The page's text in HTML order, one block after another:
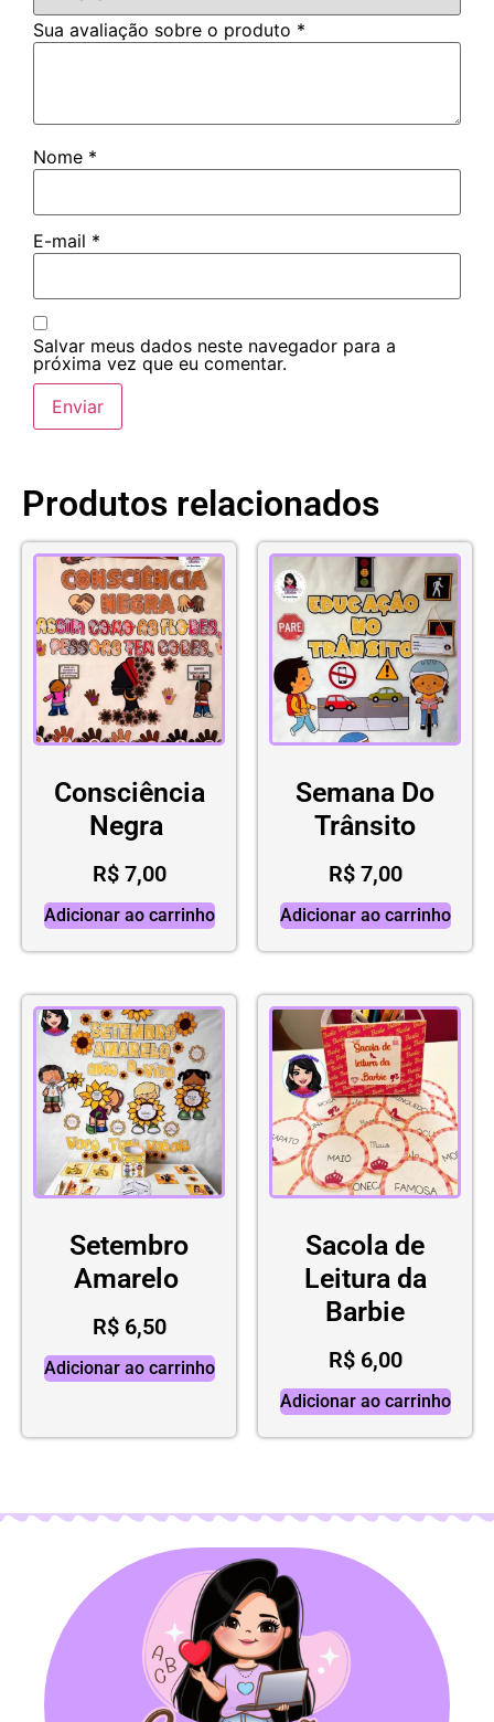
Sua avaliação sobre o produto *
Nome *
E-mail *
Salvar meus dados neste navegador para a
próxima vez que eu comentar.
Produtos relacionados
Consciência
Negra
R$7,00
Adicionar ao carrinho
Semana Do
Trânsito
R$7,00
Adicionar ao carrinho
Setembro
Amarelo
R$6,50
Adicionar ao carrinho
Sacola de
Leitura da
Barbie
R$6,00
Adicionar ao carrinho